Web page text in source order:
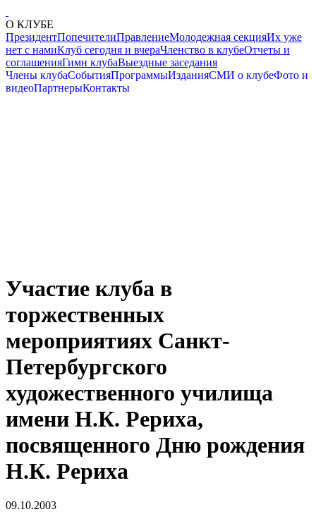
О КЛУБЕ
ПрезидентПопечителиПравлениеМолодежная секцияИх уже
нет с намиКлуб сегодня и вчераЧленство в клубеОтчеты и
соглашенияГимн клубаВыездные заседания
Члены клубаСобытияПрограммыИзданияСМИ о клубеФото и
видеоПартнерыКонтакты
Участие клуба в
торжественных
мероприятиях Санкт-
Петербургского
художественного училища
имени Н.К. Рериха,
посвященного Дню рождения
Н.К. Рериха
09.10.2003